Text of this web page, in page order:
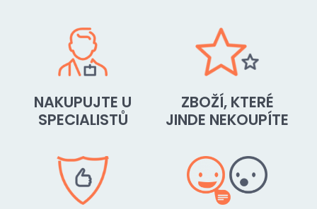
NAKUPUJTE U
SPECIALISTŮ
ZBOŽÍ, KTERÉ
JINDE NEKOUPÍTE